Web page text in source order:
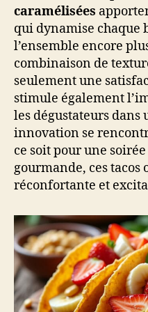
caramélisées
qui dynamise chaque
l’ensemble encore
combinaison de
seulement une
stimule également
les dégustateurs
innovation se
ce soit pour une
gourmande, ces
réconfortante et